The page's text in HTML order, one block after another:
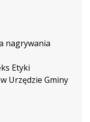
nagrywania
Etyki
Urzędzie Gminy